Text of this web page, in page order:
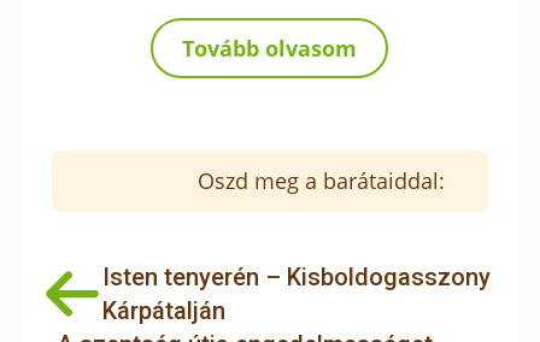
Óvóhelyen gyóntattak, miséztek és prédikáltak.
Számos nagy megtérés történt. Templomunkban
és a sekrestye előtti kereszt folyosón, a feszület
szolgálataik mellett a testvérek kivették a
részüket tűzoltásokból, hólapátolásból,
Tovább olvasom
Oszd meg a barátaiddal:
Isten tenyerén – Kisboldogasszony
Kárpátalján